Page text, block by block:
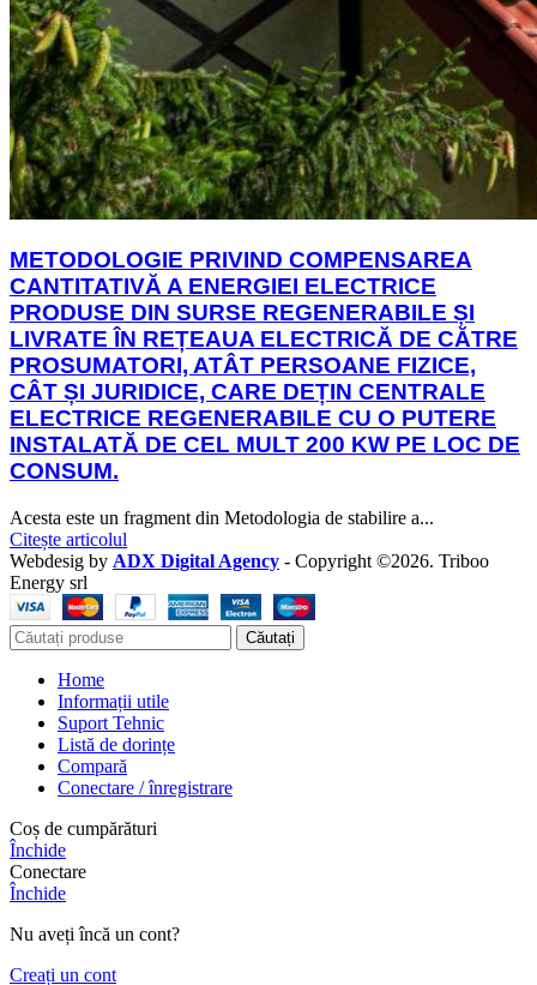
METODOLOGIE PRIVIND COMPENSAREA
CANTITATIVĂ A ENERGIEI ELECTRICE
PRODUSE DIN SURSE REGENERABILE ȘI
LIVRATE ÎN REȚEAUA ELECTRICĂ DE CĂTRE
PROSUMATORI, ATÂT PERSOANE FIZICE,
CÂT ȘI JURIDICE, CARE DEȚIN CENTRALE
ELECTRICE REGENERABILE CU O PUTERE
INSTALATĂ DE CEL MULT 200 KW PE LOC DE
CONSUM.
Acesta este un fragment din Metodologia de stabilire a...
Citește articolul
Webdesig by ADX Digital Agency - Copyright ©2026. Triboo
Energy srl
Căutați
Home
Informații utile
Suport Tehnic
Listă de dorințe
Compară
Conectare / înregistrare
Coș de cumpărături
Închide
Conectare
Închide
Nu aveți încă un cont?
Creați un cont